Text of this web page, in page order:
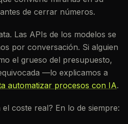
antes de cerrar números.
Las APIs de los modelos se
por conversación. Si alguien
el grueso del presupuesto,
—lo explicamos a
automatizar procesos con IA.
coste real? En lo de siempre: